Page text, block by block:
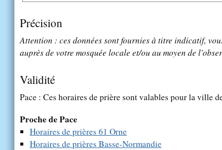
Précision
Attention : ces données sont fournies à titre indicatif,
auprès de votre mosquée locale et/ou au moyen de
Validité
Pace : Ces horaires de prière sont valables pour la ville
Proche de Pace
Horaires de prières 61 Orne
Horaires de prières Basse-Normandie